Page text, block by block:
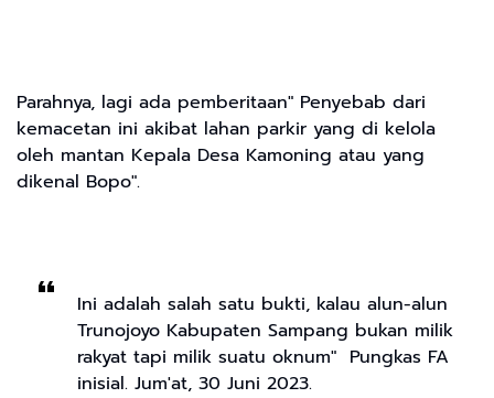
Parahnya, lagi ada pemberitaan" Penyebab dari
kemacetan ini akibat lahan parkir yang di kelola
oleh mantan Kepala Desa Kamoning atau yang
dikenal Bopo".
Ini adalah salah satu bukti, kalau alun-alun
Trunojoyo Kabupaten Sampang bukan milik
rakyat tapi milik suatu oknum" Pungkas FA
inisial. Jum'at, 30 Juni 2023.